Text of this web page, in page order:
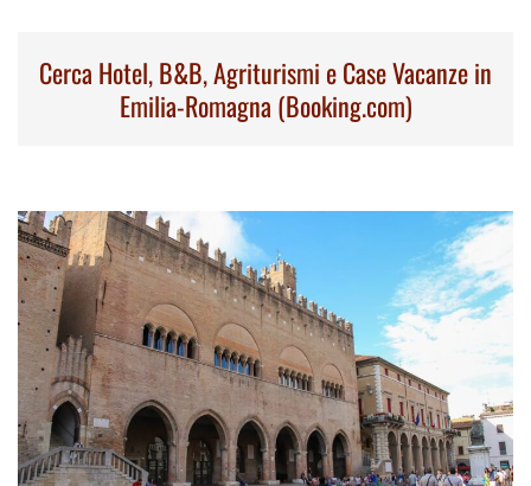
Cerca Hotel, B&B, Agriturismi e Case Vacanze in
Emilia-Romagna (Booking.com)